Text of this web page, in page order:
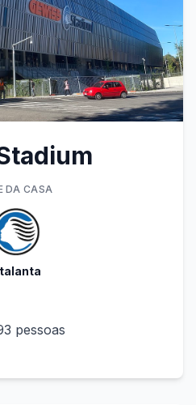
pessoas
DA CASA